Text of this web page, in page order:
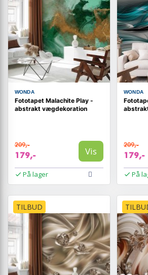
WONDA
Fototapet Malachite Play -
abstrakt vægdekoration
209,-
179,- Vis
På lager
WONDA
209,-
179,-
På
TILBUD